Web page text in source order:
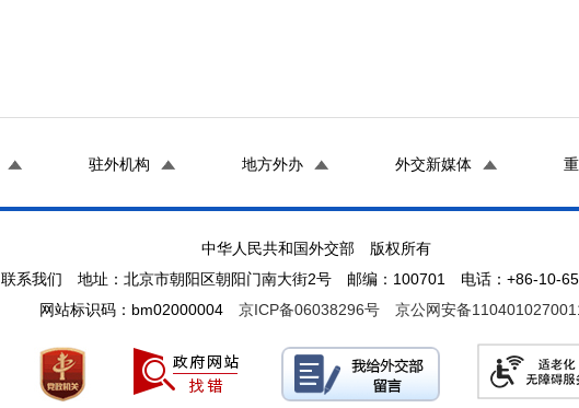
驻外机构 地方外办 外交新媒体
中华人民共和国外交部 版权所有
联系我们 地址：北京市朝阳区朝阳门南大街2号 邮编：100701 电话：+86-10-
网站标识码：bm02000004 京ICP备06038296号 京公网安备